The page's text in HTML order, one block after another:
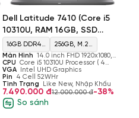
Dell Latitude 7410 (Core i5
10310U, RAM 16GB, SSD
256GB, Intel UHD Graphics,
Màn 14'' FHD)
16GB DDR4
2666 MHz
256GB, M.2,
PCIe NVMe,
SSD
Màn Hình 14.0 inch FHD 1920x1080,
300 nits, NTSC 72%
CPU Core i5 10310U Processor ( 4
Cores, 8 Threas, 1.70 GHz - 4.40 GHz,
6MB Cache)
VGA
Intel UHD Graphics
Pin
4 Cell 52WHr
Tình Trạng
Like New, Nhập Khẩu
7.490.000 đ12.000.000 đ-38%
So sánh